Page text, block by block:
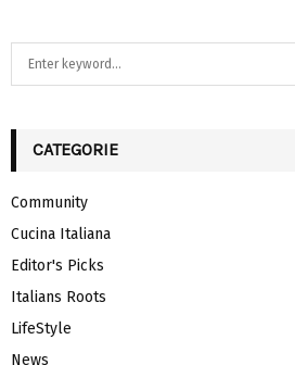
h
o
r
:
CATEGORIE
Community
Cucina Italiana
Editor's Picks
Italians Roots
LifeStyle
News